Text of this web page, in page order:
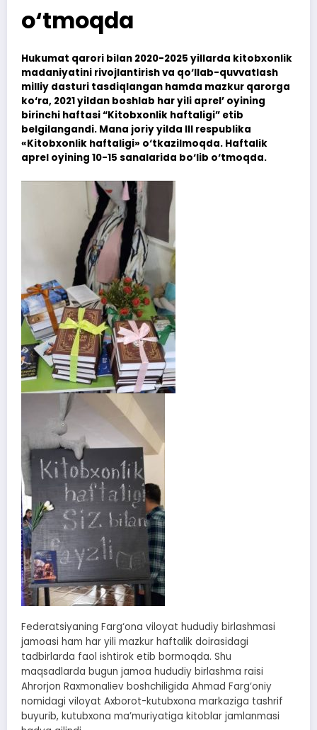
o‘tmoqda
Hukumat qarori bilan 2020-2025 yillarda kitobxonlik
madaniyatini rivojlantirish va qo‘llab-quvvatlash
milliy dasturi tasdiqlangan hamda mazkur qarorga
ko‘ra, 2021 yildan boshlab har yili aprel’ oyining
birinchi haftasi “Kitobxonlik haftaligi” etib
belgilangandi. Mana joriy yilda III respublika
«Kitobxonlik haftaligi» o‘tkazilmoqda. Haftalik
aprel oyining 10-15 sanalarida bo‘lib o‘tmoqda.
Federatsiyaning Farg‘ona viloyat hududiy birlashmasi
jamoasi ham har yili mazkur haftalik doirasidagi
tadbirlarda faol ishtirok etib bormoqda. Shu
maqsadlarda bugun jamoa hududiy birlashma raisi
Ahrorjon Raxmonaliev boshchiligida Ahmad Farg‘oniy
nomidagi viloyat Axborot-kutubxona markaziga tashrif
buyurib, kutubxona ma’muriyatiga kitoblar jamlanmasi